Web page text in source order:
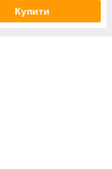
Купити